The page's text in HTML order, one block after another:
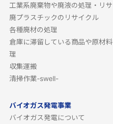
工業系廃棄物や廃液の処理・リ
廃プラスチックのリサイクル
各種廃材の処理
倉庫に滞留している商品や原材
理
収集運搬
清掃作業-swell-
バイオガス発電事業
バイオガス発電について